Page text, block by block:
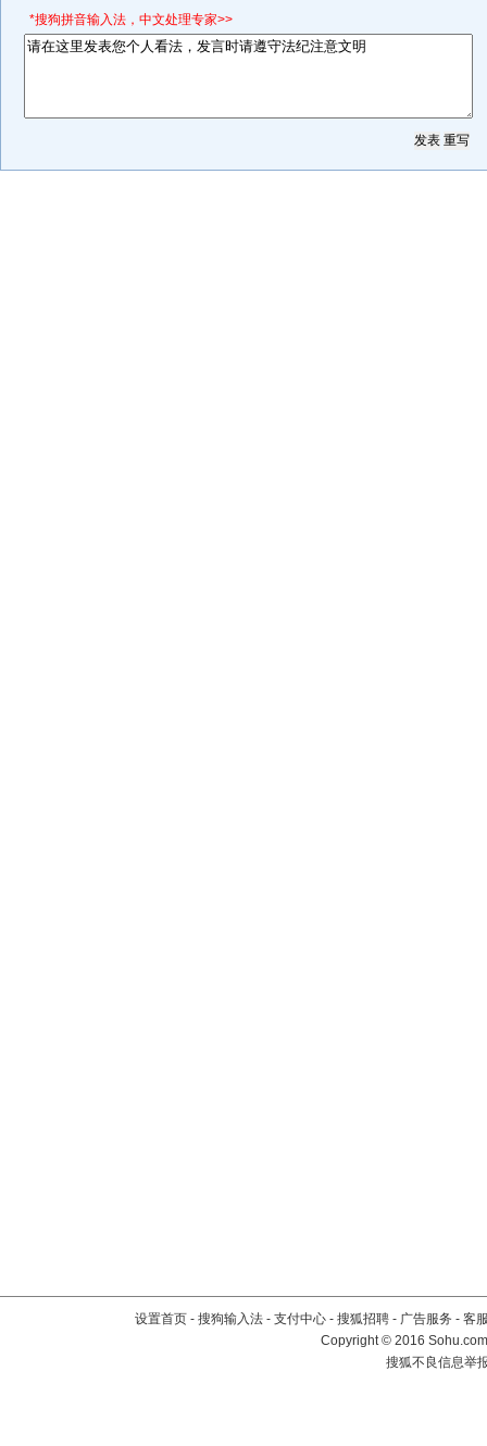
*搜狗拼音输入法，中文处理专家>>
设置首页 - 搜狗输入法 - 支付中心 - 搜狐招聘 - 广告服务 - 客
Copyright©2016
搜狐不良信息举